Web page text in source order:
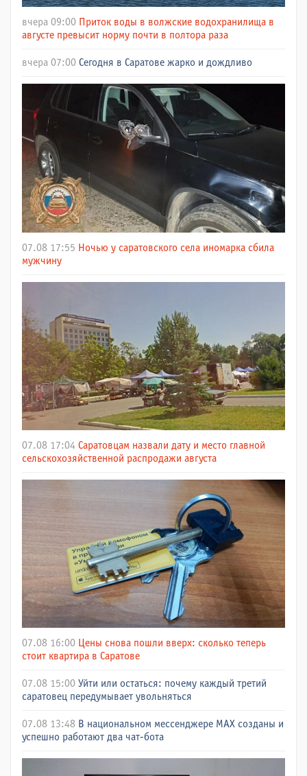
вчера 09:00 Приток воды в волжские водохранилища в
августе превысит норму почти в полтора раза
вчера 07:00 Сегодня в Саратове жарко и дождливо
07.08 17:55 Ночью у саратовского села иномарка сбила
мужчину
07.08 17:04 Саратовцам назвали дату и место главной
сельскохозяйственной распродажи августа
07.08 16:00 Цены снова пошли вверх: сколько теперь
стоит квартира в Саратове
07.08 15:00 Уйти или остаться: почему каждый третий
саратовец передумывает увольняться
07.08 13:48 В национальном мессенджере МАХ созданы и
успешно работают два чат-бота